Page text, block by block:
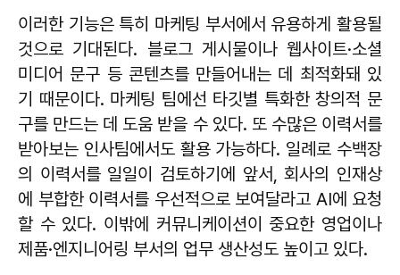
이러한 기능은 특히 마케팅 부서에서 유용하게 활용될
것으로 기대된다. 블로그 게시물이나 웹사이트·소셜
미디어 문구 등 콘텐츠를 만들어내는 데 최적화돼 있
기 때문이다. 마케팅 팀에선 타깃별 특화한 창의적 문
구를 만드는 데 도움 받을 수 있다. 또 수많은 이력서를
받아보는 인사팀에서도 활용 가능하다. 일례로 수백장
의 이력서를 일일이 검토하기에 앞서, 회사의 인재상
에 부합한 이력서를 우선적으로 보여달라고 AI에 요청
할 수 있다. 이밖에 커뮤니케이션이 중요한 영업이나
제품·엔지니어링 부서의 업무 생산성도 높이고 있다.